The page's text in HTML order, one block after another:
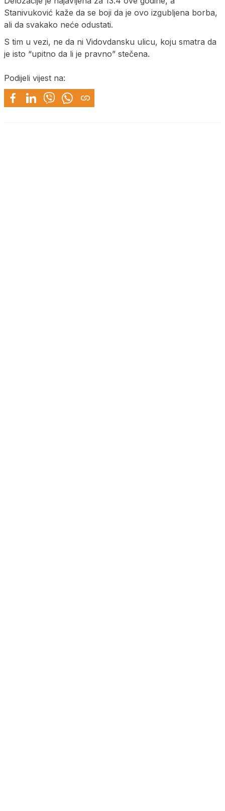
Stanivuković kaže da se boji da je ovo izgubljena borba,
ali da svakako neće odustati.
S tim u vezi, ne da ni Vidovdansku ulicu, koju smatra da
je isto “upitno da li je pravno” stečena.
Podijeli vijest na: